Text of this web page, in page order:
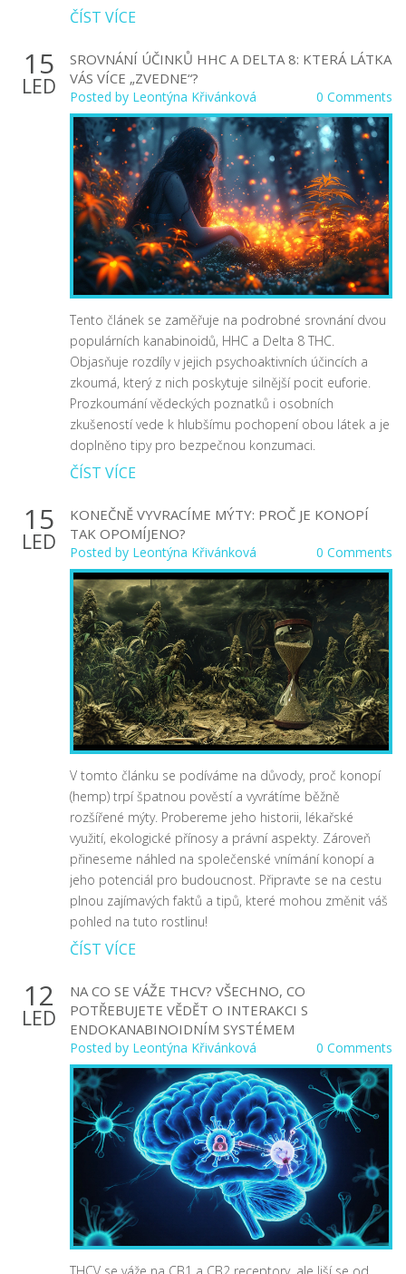
ČÍST VÍCE
15
LED
SROVNÁNÍ ÚČINKŮ HHC A DELTA 8: KTERÁ LÁTKA
VÁS VÍCE „ZVEDNE“?
Posted by Leontýna Křivánková 0 Comments
Tento článek se zaměřuje na podrobné srovnání dvou
populárních kanabinoidů, HHC a Delta 8 THC.
Objasňuje rozdíly v jejich psychoaktivních účincích a
zkoumá, který z nich poskytuje silnější pocit euforie.
Prozkoumání vědeckých poznatků i osobních
zkušeností vede k hlubšímu pochopení obou látek a je
doplněno tipy pro bezpečnou konzumaci.
ČÍST VÍCE
15
LED
KONEČNĚ VYVRACÍME MÝTY: PROČ JE KONOPÍ
TAK OPOMÍJENO?
Posted by Leontýna Křivánková 0 Comments
V tomto článku se podíváme na důvody, proč konopí
(hemp) trpí špatnou pověstí a vyvrátíme běžně
rozšířené mýty. Probereme jeho historii, lékařské
využití, ekologické přínosy a právní aspekty. Zároveň
přineseme náhled na společenské vnímání konopí a
jeho potenciál pro budoucnost. Připravte se na cestu
plnou zajímavých faktů a tipů, které mohou změnit váš
pohled na tuto rostlinu!
ČÍST VÍCE
12
LED
NA CO SE VÁŽE THCV? VŠECHNO, CO
POTŘEBUJETE VĚDĚT O INTERAKCI S
ENDOKANABINOIDNÍM SYSTÉMEM
Posted by Leontýna Křivánková 0 Comments
THCV se váže na CB1 a CB2 receptory, ale liší se od